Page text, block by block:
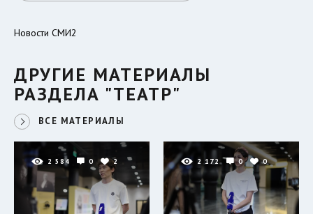
Новости СМИ2
ДРУГИЕ МАТЕРИАЛЫ
РАЗДЕЛА "ТЕАТР"
ВСЕ МАТЕРИАЛЫ
2 584 0 2 2 172 0 0